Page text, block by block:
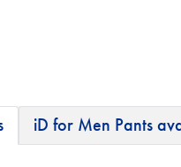
iD for Men Pants